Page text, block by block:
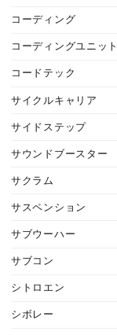
コーディング
コーディングユニット
コードテック
サイクルキャリア
サイドステップ
サウンドブースター
サクラム
サスペンション
サブウーハー
サブコン
シトロエン
シボレー